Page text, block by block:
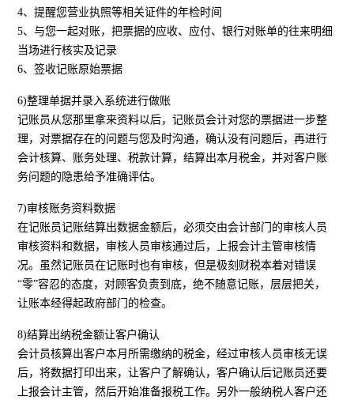
4、提醒您营业执照等相关证件的年检时间
5、与您一起对账，把票据的应收、应付、银行对账单的往来明细
当场进行核实及记录
6、签收记账原始票据
6)整理单据并录入系统进行做账
记账员从您那里拿来资料以后，记账员会计对您的票据进一步整
理，对票据存在的问题与您及时沟通，确认没有问题后，再进行
会计核算、账务处理、税款计算，结算出本月税金，并对客户账
务问题的隐患给予准确评估。
7)审核账务资料数据
在记账员记账结算出数据金额后，必须交由会计部门的审核人员
审核资料和数据，审核人员审核通过后，上报会计主管审核情
况。虽然记账员在记账时也有审核，但是极刻财税本着对错误
“零”容忍的态度，对顾客负责到底，绝不随意记账，层层把关，
让账本经得起政府部门的检查。
8)结算出纳税金额让客户确认
会计员核算出客户本月所需缴纳的税金，经过审核人员审核无误
后，将数据打印出来，让客户了解确认，客户确认后记账员还要
上报会计主管，然后开始准备报税工作。另外一般纳税人客户还